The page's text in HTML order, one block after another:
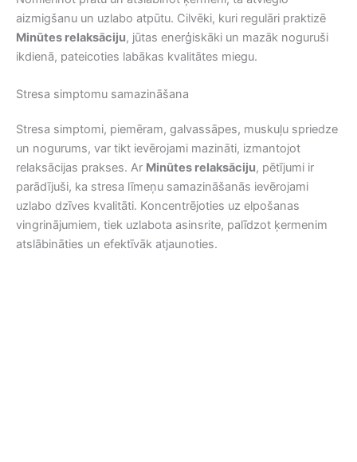
aizmigšanu un uzlabo atpūtu. Cilvēki, kuri regulāri praktizē
Minūtes relaksāciju, jūtas enerģiskāki un mazāk noguruši
ikdienā, pateicoties labākas kvalitātes miegu.
Stresa simptomu samazināšana
Stresa simptomi, piemēram, galvassāpes, muskuļu spriedze
un nogurums, var tikt ievērojami mazināti, izmantojot
relaksācijas prakses. Ar Minūtes relaksāciju, pētījumi ir
parādījuši, ka stresa līmeņu samazināšanās ievērojami
uzlabo dzīves kvalitāti. Koncentrējoties uz elpošanas
vingrinājumiem, tiek uzlabota asinsrite, palīdzot ķermenim
atslābināties un efektīvāk atjaunoties.